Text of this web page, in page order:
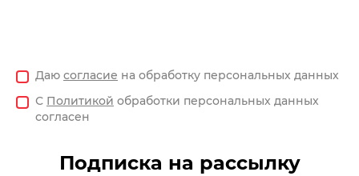
Даю согласие на обработку персональных данных
С Политикой обработки персональных данных
согласен
Подписка на рассылку